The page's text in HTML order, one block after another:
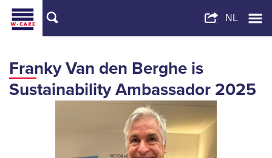
Franky Van den Berghe is
Sustainability Ambassador 2025